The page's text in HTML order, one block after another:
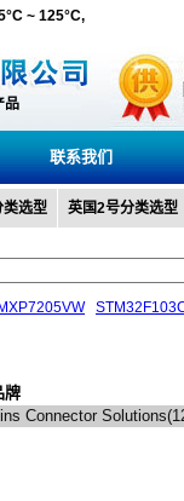
~ 125°C,
品
联系我们
类选型 英国2号分类选型
MXP7205VW
牌